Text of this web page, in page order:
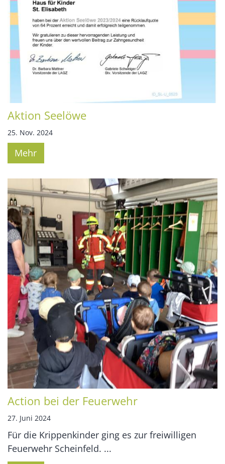
Aktion Seelöwe
25. Nov. 2024
Mehr
Action bei der Feuerwehr
27. Juni 2024
Für die Krippenkinder ging es zur freiwilligen
Feuerwehr Scheinfeld. ...